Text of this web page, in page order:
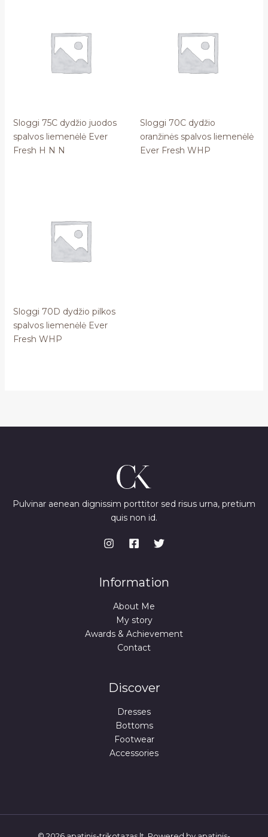
Sloggi 75C dydžio juodos
spalvos liemenėlė Ever
Fresh H N N
Sloggi 70C dydžio
oranžinės spalvos liemenėlė
Ever Fresh WHP
Sloggi 70D dydžio pilkos
spalvos liemenėlė Ever
Fresh WHP
Pulvinar aenean dignissim porttitor sed risus urna, pretium
quis non id.
Information
About Me
My story
Awards & Achievement
Contact
Discover
Dresses
Bottoms
Footwear
Accessories